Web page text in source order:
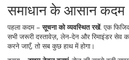
समाधान के आसान कदम
पहला कदम –सूचना को व्यवस्थित रखें. एक
सभी जरूरी दस्तावेज़, लेन‑देन और रिमाइंडर
करने जाएँ, तो सब कुछ हाथ में होगा।